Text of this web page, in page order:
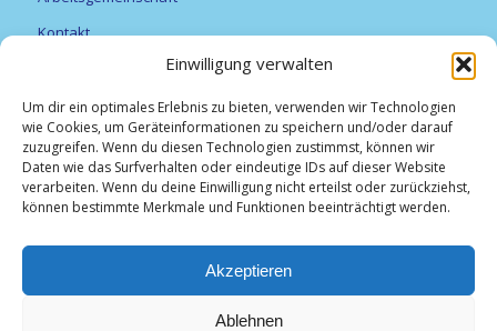
Einwilligung verwalten
Um dir ein optimales Erlebnis zu bieten, verwenden wir Technologien
wie Cookies, um Geräteinformationen zu speichern und/oder darauf
zuzugreifen. Wenn du diesen Technologien zustimmst, können wir
Daten wie das Surfverhalten oder eindeutige IDs auf dieser Website
verarbeiten. Wenn du deine Einwilligung nicht erteilst oder zurückziehst,
können bestimmte Merkmale und Funktionen beeinträchtigt werden.
Akzeptieren
Ablehnen
Kontakt
Feuerwehr
Förderverein Alexanderturm
Obst- und Gartenbauverein Breitfurt e.V.